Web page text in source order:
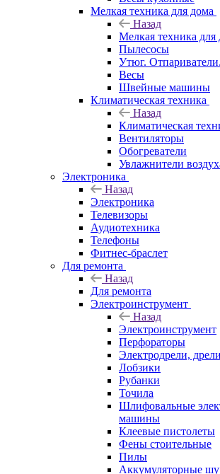
Мелкая техника для дома
Назад
Мелкая техника для
Пылесосы
Утюг.
Весы
Швейные машины
Климатическая техника
Назад
Климатическая
Вентиляторы
Обогреватели
Увлажнители
Электроника
Назад
Электроника
Телевизоры
Аудиотехника
Телефоны
Фитнес-браслет
Для ремонта
Назад
Для ремонта
Электроинструмент
Назад
Электроинструмент
Перфораторы
Электродрели,
Лобзики
Рубанки
Точила
Шлифовальные
машины
Клеевые пистолеты
Фены стоительные
Пилы
Аккумуляторные